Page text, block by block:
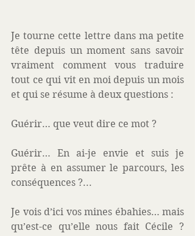
Je tourne cette lettre dans ma petite
tête depuis un moment sans savoir
vraiment comment vous traduire
tout ce qui vit en moi depuis un mois
et qui se résume à deux questions :
Guérir… que veut dire ce mot ?
Guérir… En ai-je envie et suis je
prête à en assumer le parcours, les
conséquences ?...
Je vois d’ici vos mines ébahies… mais
qu’est-ce qu’elle nous fait Cécile ?